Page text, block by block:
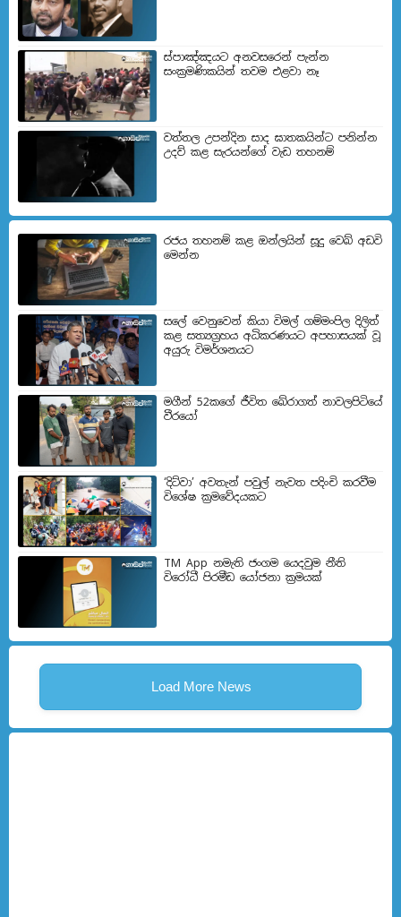
ස්පාඤ්ඤයට අනවසරෙන් පැන්න
සංක්‍රමණිකයින් තවම එළවා නෑ
වත්තල උපන්දින සාද ඝාතකයින්ට පනින්න
උදව් කළ සැරයන්ගේ වැඩ තහනම්
රජය තහනම් කළ ඔන්ලයින් සූදු වෙබ් අඩවි
මෙන්න
සලේ වෙනුවෙන් කියා විමල් ගම්මංපිල දිලිත්
කළ සත්‍යග්‍රහය අධිකරණයට අපහාසයක් වූ
අයුරු විමර්ශනයට
මගීන් 52කගේ ජීවිත බේරා­ගත් නාව­ල­පි­ටියේ
වීරයෝ
‘දිට්වා’ අවතැන් පවුල් නැවත පදිංචි කරවීම
විශේෂ ක්‍රමවේදයකට
TM App නමැති ජංගම යෙදවුම නීති
විරෝධී පිරමීඩ යෝජනා ක්‍රමයක්
Load More News